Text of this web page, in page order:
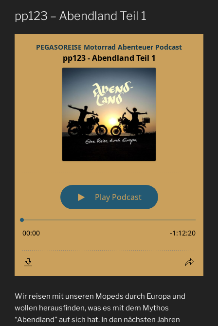
pp123 – Abendland Teil 1
Wir reisen mit unseren Mopeds durch Europa und
wollen herausfinden, was es mit dem Mythos
“Abendland” auf sich hat. In den nächsten Jahren